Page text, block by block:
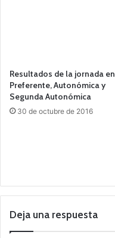
Resultados de la jornada en
Preferente, Autonómica y
Segunda Autonómica
30 de octubre de 2016
Deja una respuesta